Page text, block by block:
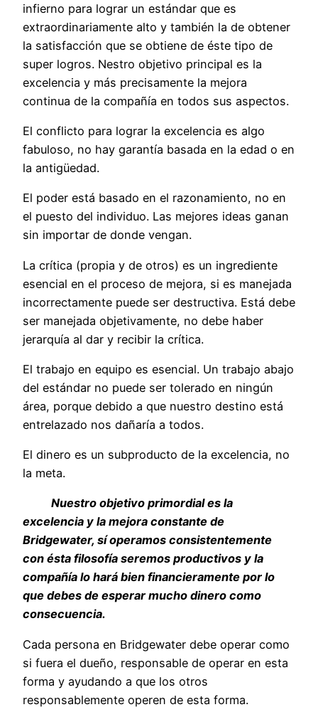
infierno para lograr un estándar que es
extraordinariamente alto y también la de obtener
la satisfacción que se obtiene de éste tipo de
super logros. Nestro objetivo principal es la
excelencia y más precisamente la mejora
continua de la compañía en todos sus aspectos.
El conflicto para lograr la excelencia es algo
fabuloso, no hay garantía basada en la edad o en
la antigüedad.
El poder está basado en el razonamiento, no en
el puesto del individuo. Las mejores ideas ganan
sin importar de donde vengan.
La crítica (propia y de otros) es un ingrediente
esencial en el proceso de mejora, si es manejada
incorrectamente puede ser destructiva. Está debe
ser manejada objetivamente, no debe haber
jerarquía al dar y recibir la crítica.
El trabajo en equipo es esencial. Un trabajo abajo
del estándar no puede ser tolerado en ningún
área, porque debido a que nuestro destino está
entrelazado nos dañaría a todos.
El dinero es un subproducto de la excelencia, no
la meta.
Nuestro objetivo primordial es la
excelencia y la mejora constante de
Bridgewater, sí operamos consistentemente
con ésta filosofía seremos productivos y la
compañía lo hará bien financieramente por lo
que debes de esperar mucho dinero como
consecuencia.
Cada persona en Bridgewater debe operar como
si fuera el dueño, responsable de operar en esta
forma y ayudando a que los otros
responsablemente operen de esta forma.